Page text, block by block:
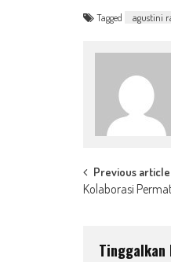
Tagged agustini
Post
Previous article
Kolaborasi
Tinggalkan